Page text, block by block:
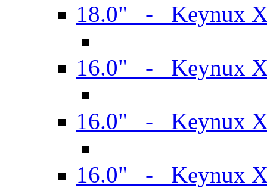
18.0" - Keynux
16.0" - Keynux
16.0" - Keynux
16.0" - Keynux